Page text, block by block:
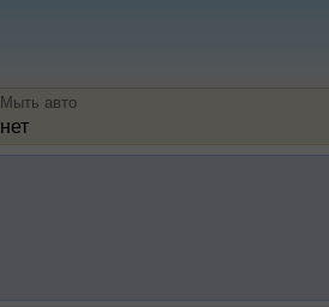
Мыть авто
нет